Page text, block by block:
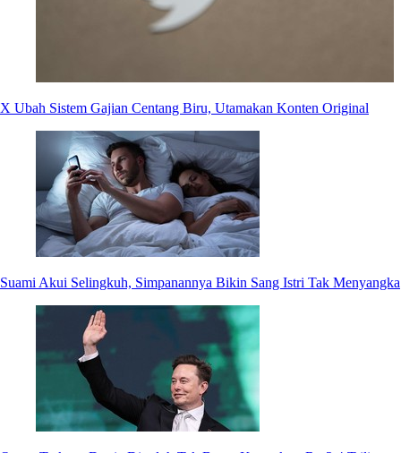
X Ubah Sistem Gajian Centang Biru, Utamakan Konten Original
Suami Akui Selingkuh, Simpanannya Bikin Sang Istri Tak Menyangka